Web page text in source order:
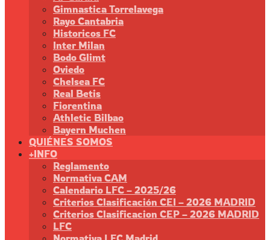
Gimnastica Torrelavega
Rayo Cantabria
Historicos FC
Inter Milan
Bodo Glimt
Oviedo
Chelsea FC
Real Betis
Fiorentina
Athletic Bilbao
Bayern Muchen
QUIÉNES SOMOS
+INFO
Reglamento
Normativa CAM
Calendario LFC – 2025/26
Criterios Clasificación CEI – 2026 MADRID
Criterios Clasificacion CEP – 2026 MADRID
LFC